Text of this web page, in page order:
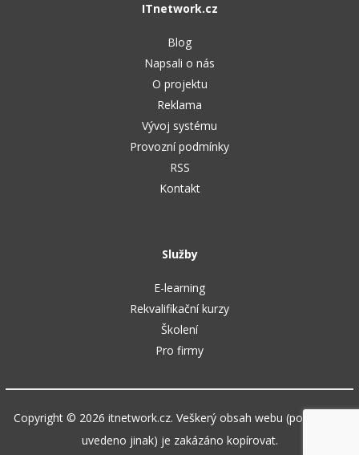
ITnetwork.cz
Blog
Napsali o nás
O projektu
Reklama
Vývoj systému
Provozní podmínky
RSS
Kontakt
Služby
E-learning
Rekvalifikační kurzy
Školení
Pro firmy
Copyright © 2026 itnetwork.cz. Veškerý obsah webu (pokud není
uvedeno jinak) je zakázáno kopírovat.